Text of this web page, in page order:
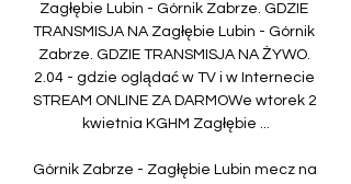
Zagłębie Lubin - Górnik Zabrze. GDZIE
TRANSMISJA NA Zagłębie Lubin - Górnik
Zabrze. GDZIE TRANSMISJA NA ŻYWO.
2.04 - gdzie oglądać w TV i w Internecie
STREAM ONLINE ZA DARMOWe wtorek 2
kwietnia KGHM Zagłębie ...
Górnik Zabrze - Zagłębie Lubin mecz na